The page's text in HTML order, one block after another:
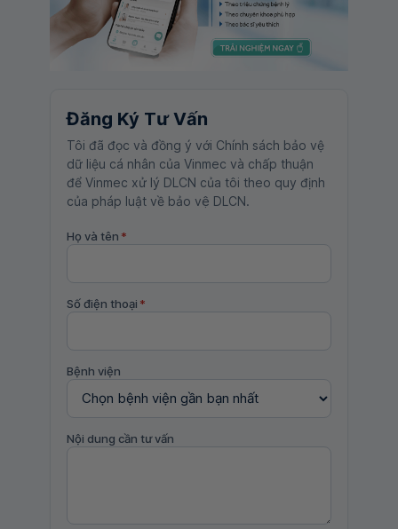
Đăng Ký Tư Vấn
Tôi đã đọc và đồng ý với Chính sách bảo vệ
dữ liệu cá nhân của Vinmec và chấp thuận
để Vinmec xử lý DLCN của tôi theo quy định
của pháp luật về bảo vệ DLCN.
Họ và tên *
Số điện thoại *
Bệnh viện
Nội dung cần tư vấn